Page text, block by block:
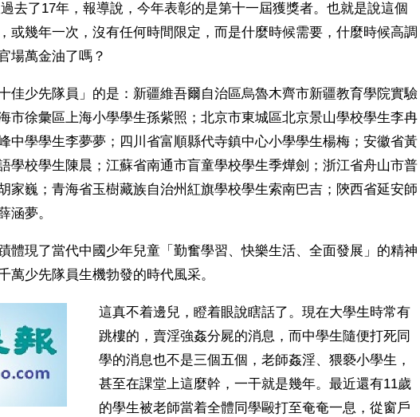
去了17年，報導說，今年表彰的是第十一屆獲獎者。也就是說這個
或幾年一次，沒有任何時間限定，而是什麼時候需要，什麼時候高調
場萬金油了嗎？
佳少先隊員」的是：新疆維吾爾自治區烏魯木齊市新疆教育學院實驗
市徐彙區上海小學學生孫紫照；北京市東城區北京景山學校學生李冉
中學學生李夢夢；四川省富順縣代寺鎮中心小學學生楊梅；安徽省黃
學校學生陳晨；江蘇省南通市盲童學校學生季燁劍；浙江省舟山市普
家巍；青海省玉樹藏族自治州紅旗學校學生索南巴吉；陝西省延安師
涵夢。
體現了當代中國少年兒童「勤奮學習、快樂生活、全面發展」的精神
萬少先隊員生機勃發的時代風采。
這真不着邊兒，瞪着眼說瞎話了。現在大學生時常有
跳樓的，賣淫強姦分屍的消息，而中學生隨便打死同
學的消息也不是三個五個，老師姦淫、猥褻小學生，
甚至在課堂上這麼幹，一干就是幾年。最近還有11歲
的學生被老師當着全體同學毆打至奄奄一息，從窗戶